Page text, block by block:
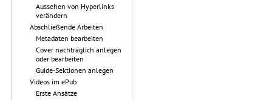
Aussehen von Hyperlinks
verändern
Abschließende Arbeiten
Metadaten bearbeiten
Cover nachträglich anlegen
oder bearbeiten
Guide-Sektionen anlegen
Videos im ePub
Erste Ansätze